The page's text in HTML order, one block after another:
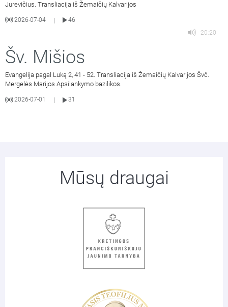
Jurevičius. Transliacija iš Žemaičių Kalvarijos
2026-07-04 |
46
20:20
Šv. Mišios
Evangelija pagal Luką 2, 41 - 52. Transliacija iš Žemaičių Kalvarijos Švč.
Mergelės Marijos Apsilankymo bazilikos.
2026-07-01 31
Mūsų draugai